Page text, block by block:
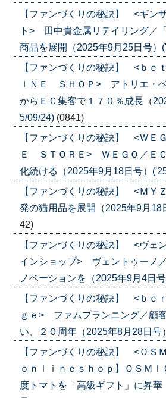
【ファンづくりの秘訣】 <ギン
ト> 田中貴金属リテイリング／
商品を展開（2025年9月25日号）
【ファンづくりの秘訣】 <ｂｅ
ＩＮＥ ＳＨＯＰ> アトリエ・
からＥＣ集客で１７０％成長（
5/09/24) (0841)
【ファンづくりの秘訣】 <ＷＥ
Ｅ ＳＴＯＲＥ> ＷＥＧＯ／Ｅ
化続ける（2025年9月18日号）
【ファンづくりの秘訣】 <ＭＹ
発の猫用品を展開（2025年9月18
42)
【ファンづくりの秘訣】 <ヴェ
インショップ> ヴェントゥーノ
ノベーションを（2025年9月4日
【ファンづくりの秘訣】 <ｂｅ
ｇｅ> ファムプランニング／顧
い、２０周年（2025年8月28日号
【ファンづくりの秘訣】 <ＯＳ
ｏｎｌｉｎｅｓｈｏｐ】ＯＳＭ
度トマトを「高級ギフト」に昇華